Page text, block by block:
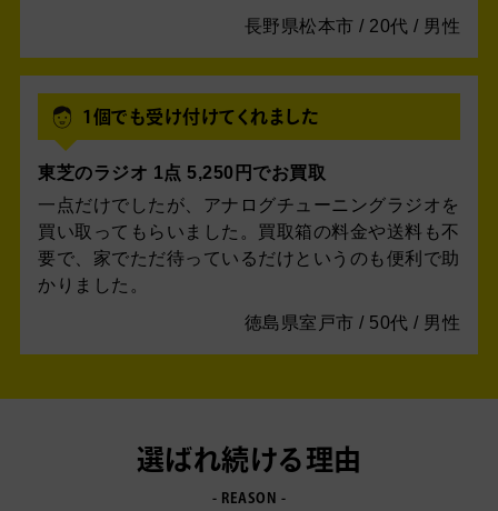
長野県松本市 / 20代 / 男性
1個でも受け付けてくれました
東芝のラジオ 1点 5,250円でお買取
一点だけでしたが、アナログチューニングラジオを
買い取ってもらいました。買取箱の料金や送料も不
要で、家でただ待っているだけというのも便利で助
かりました。
徳島県室戸市 / 50代 / 男性
選ばれ続ける理由
- REASON -